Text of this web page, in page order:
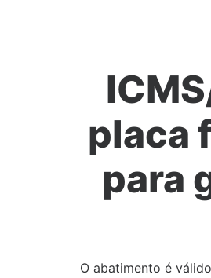
placa
para
O abatimento é